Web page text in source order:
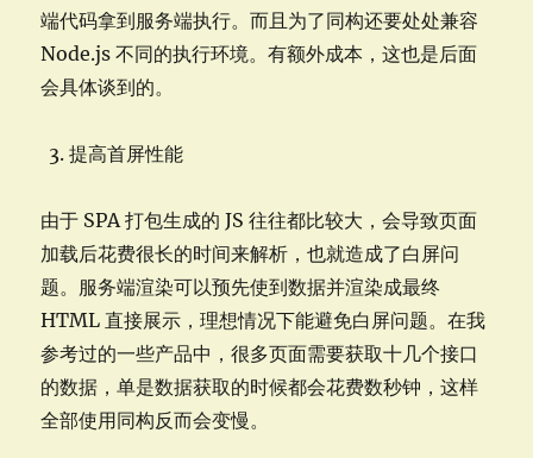
端代码拿到服务端执行。而且为了同构还要处处兼容
Node.js 不同的执行环境。有额外成本，这也是后面
会具体谈到的。
提高首屏性能
由于 SPA 打包生成的 JS 往往都比较大，会导致页面
加载后花费很长的时间来解析，也就造成了白屏问
题。服务端渲染可以预先使到数据并渲染成最终
HTML 直接展示，理想情况下能避免白屏问题。在我
参考过的一些产品中，很多页面需要获取十几个接口
的数据，单是数据获取的时候都会花费数秒钟，这样
全部使用同构反而会变慢。